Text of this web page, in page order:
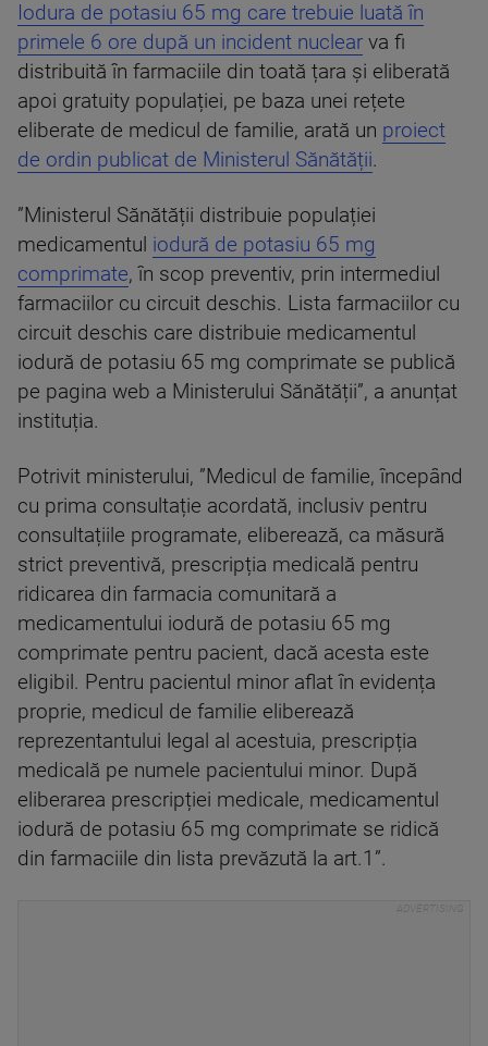
Iodura de potasiu 65 mg care trebuie luată în
primele 6 ore după un incident nuclear va fi
distribuită în farmaciile din toată țara și eliberată
apoi gratuity populației, pe baza unei rețete
eliberate de medicul de familie, arată un proiect
de ordin publicat de Ministerul Sănătății.
”Ministerul Sănătății distribuie populației
medicamentul iodură de potasiu 65 mg
comprimate, în scop preventiv, prin intermediul
farmaciilor cu circuit deschis. Lista farmaciilor cu
circuit deschis care distribuie medicamentul
iodură de potasiu 65 mg comprimate se publică
pe pagina web a Ministerului Sănătății”, a anunțat
instituția.
Potrivit ministerului, ”Medicul de familie, începând
cu prima consultație acordată, inclusiv pentru
consultațiile programate, eliberează, ca măsură
strict preventivă, prescripția medicală pentru
ridicarea din farmacia comunitară a
medicamentului iodură de potasiu 65 mg
comprimate pentru pacient, dacă acesta este
eligibil. Pentru pacientul minor aflat în evidența
proprie, medicul de familie eliberează
reprezentantului legal al acestuia, prescripția
medicală pe numele pacientului minor. După
eliberarea prescripției medicale, medicamentul
iodură de potasiu 65 mg comprimate se ridică
din farmaciile din lista prevăzută la art.1”.